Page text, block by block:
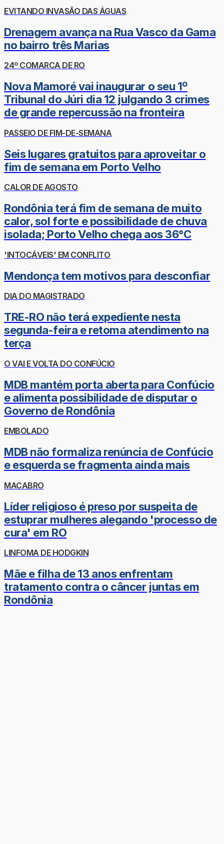
EVITANDO INVASÃO DAS ÁGUAS
Drenagem avança na Rua Vasco da Gama
no bairro três Marias
24º COMARCA DE RO
Nova Mamoré vai inaugurar o seu 1º
Tribunal do Júri dia 12 julgando 3 crimes
de grande repercussão na fronteira
PASSEIO DE FIM-DE-SEMANA
Seis lugares gratuitos para aproveitar o
fim de semana em Porto Velho
CALOR DE AGOSTO
Rondônia terá fim de semana de muito
calor, sol forte e possibilidade de chuva
isolada; Porto Velho chega aos 36°C
'INTOCÁVEIS' EM CONFLITO
Mendonça tem motivos para desconfiar
DIA DO MAGISTRADO
TRE-RO não terá expediente nesta
segunda-feira e retoma atendimento na
terça
O VAI E VOLTA DO CONFÚCIO
MDB mantém porta aberta para Confúcio
e alimenta possibilidade de disputar o
Governo de Rondônia
EMBOLADO
MDB não formaliza renúncia de Confúcio
e esquerda se fragmenta ainda mais
MACABRO
Líder religioso é preso por suspeita de
estuprar mulheres alegando 'processo de
cura' em RO
LINFOMA DE HODGKIN
Mãe e filha de 13 anos enfrentam
tratamento contra o câncer juntas em
Rondônia